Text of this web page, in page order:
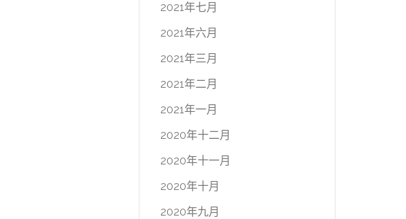
2021年七月
2021年六月
2021年三月
2021年二月
2021年一月
2020年十二月
2020年十一月
2020年十月
2020年九月